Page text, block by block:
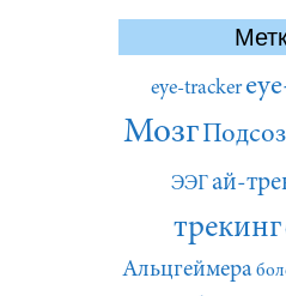
eye-tracker
Мозг
ЭЭГай-
трекинг
Альцгеймера